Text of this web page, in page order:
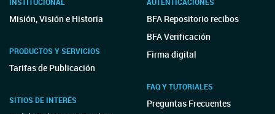
Misión, Visión e Historia
PRODUCTOS Y SERVICIOS
Tarifas de Publicación
SITIOS DE INTERÉS
BFA Repositorio recibos
BFA Verificación
Firma digital
FAQ Y TUTORIALES
Preguntas Frecuentes